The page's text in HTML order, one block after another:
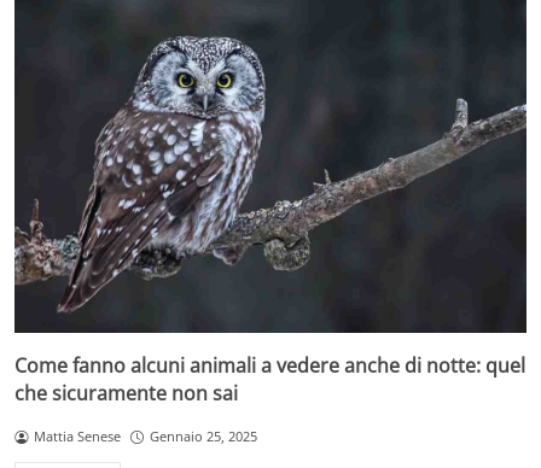
Come fanno alcuni animali a vedere anche di notte: quel
che sicuramente non sai
Mattia Senese Gennaio 25, 2025